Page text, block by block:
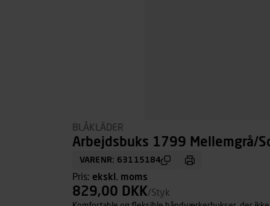
BLÅKLÄDER
Arbejdsbuks 1799 Mellemgrå/
VARENR: 63115184
Pris: ekskl. moms
829,00 DKK/Styk